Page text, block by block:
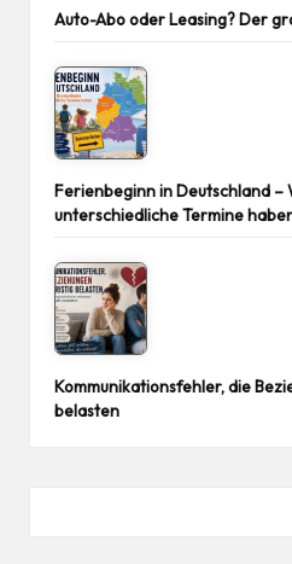
Auto-Abo oder Leasing? Der
Ferienbeginn in Deutschland –
unterschiedliche Termine
Kommunikationsfehler, die
belasten